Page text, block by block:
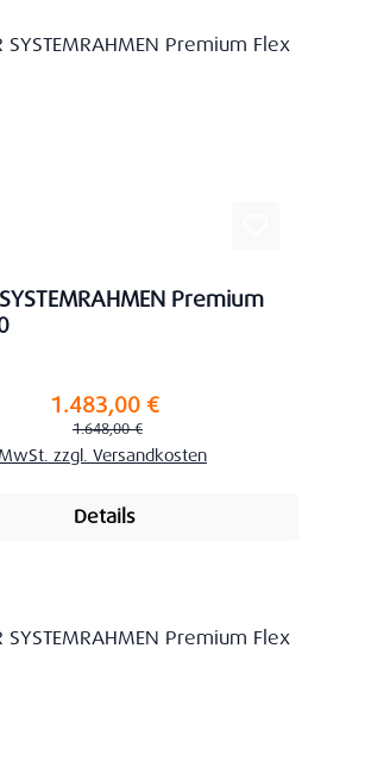
Premium
1.483,00 €
Regulärer Preis:
1.648,00 €
zzgl. Versandkosten
Details